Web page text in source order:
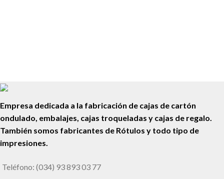
Empresa dedicada a la fabricación de cajas de cartón
ondulado, embalajes, cajas troqueladas y cajas de regalo.
También somos fabricantes de Rótulos y todo tipo de
impresiones.
Teléfono: (034) 93 893 03 77